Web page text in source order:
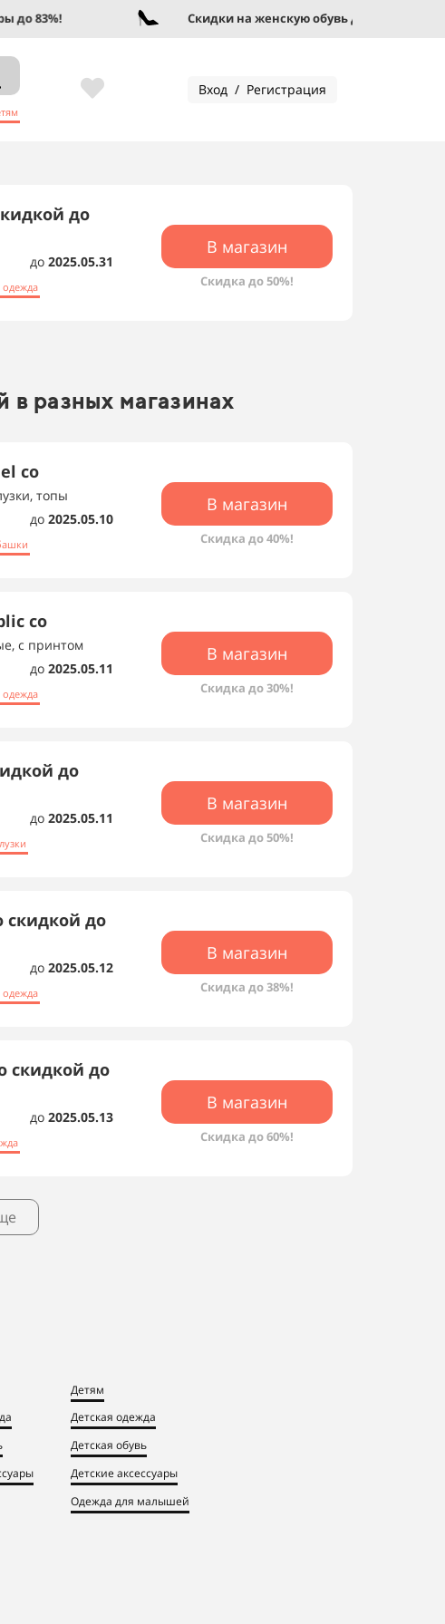
83%! Скидки на женскую обувь до 95%!
Вход / Регистрация
до
до 2025.05.31
одежда
В магазин
Скидка до 50%!
в разных магазинах
со
топы
до 2025.05.10
В магазин
Скидка до 40%!
со
с принтом
до 2025.05.11
одежда
В магазин
Скидка до 30%!
до
до 2025.05.11
В магазин
Скидка до 50%!
скидкой до
до 2025.05.12
одежда
В магазин
Скидка до 38%!
скидкой до
до 2025.05.13
В магазин
Скидка до 60%!
Детям
Детская одежда
Детская обувь
Детские аксессуары
Одежда для малышей